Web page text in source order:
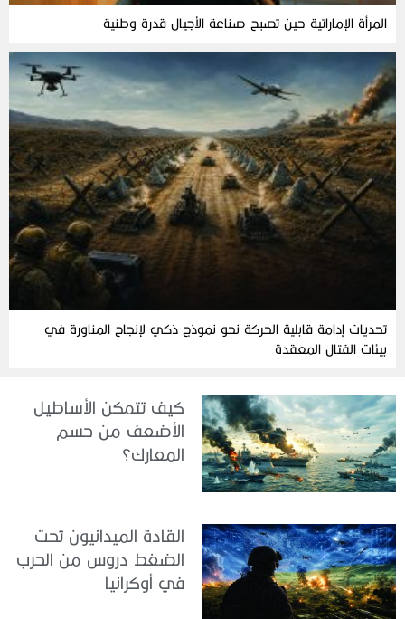
المرأة‭ ‬الإماراتية‭ ‬حين‭ ‬تصبح‭ ‬صناعة‭ ‬الأجيال‭ ‬قدرة‭ ‬وطنية
تحديات إدامة قابلية الحركة نحو نموذج ذكي لإنجاح المناورة في
بيئات القتال المعقدة
كيف تتمكن الأساطيل
الأضعف من حسم
المعارك؟
القادة الميدانيون تحت
الضغط دروس من الحرب
في أوكرانيا